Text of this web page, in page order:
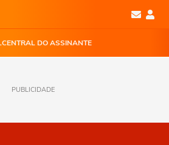
CENTRAL DO ASSINANTE
PUBLICIDADE